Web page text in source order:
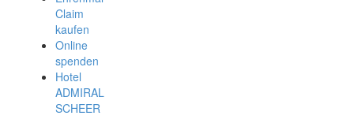
Claim
kaufen
Online
spenden
Hotel
ADMIRAL
SCHEER